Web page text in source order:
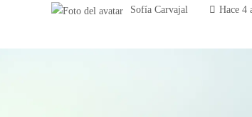
Sofía Carvajal Hace 4